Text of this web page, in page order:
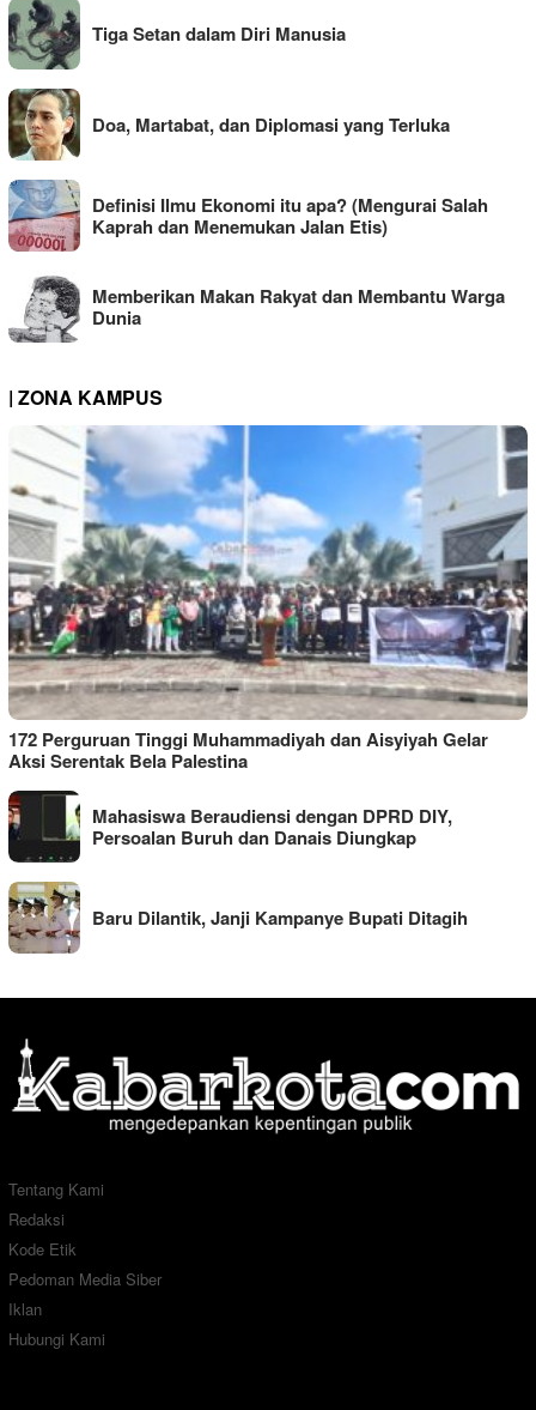
Tiga Setan dalam Diri Manusia
Doa, Martabat, dan Diplomasi yang Terluka
Definisi Ilmu Ekonomi itu apa? (Mengurai Salah
Kaprah dan Menemukan Jalan Etis)
Memberikan Makan Rakyat dan Membantu Warga
Dunia
| ZONA KAMPUS
172 Perguruan Tinggi Muhammadiyah dan Aisyiyah Gelar
Aksi Serentak Bela Palestina
Mahasiswa Beraudiensi dengan DPRD DIY,
Persoalan Buruh dan Danais Diungkap
Baru Dilantik, Janji Kampanye Bupati Ditagih
Tentang Kami
Redaksi
Kode Etik
Pedoman Media Siber
Iklan
Hubungi Kami